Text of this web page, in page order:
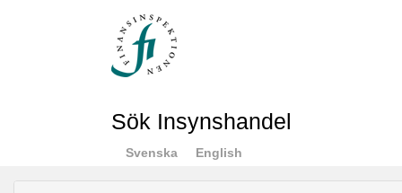
Sök Insynshandel
Svenska English